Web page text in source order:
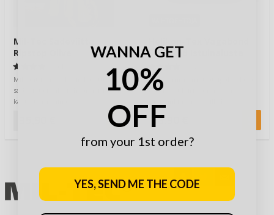
Mil-Tec Sadeviitta
Ripstop Olive
Militanttisin speksein kasattu
sadeviitta jonka johdannaisia on
käytetty moninaisissa
Seat Pad Istuinalusta
Ollessamme metsätaipaleella tai
bushcraft leirissämme, on
18,90 €
WANNA GET
10%
OFF
from your 1st order?
YES, SEND ME THE CODE